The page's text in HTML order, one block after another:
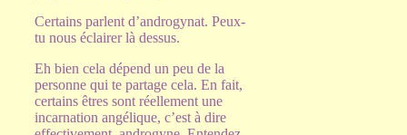
Certains parlent d’androgynat. Peux-
tu nous éclairer là dessus.
Eh bien cela dépend un peu de la
personne qui te partage cela. En fait,
certains êtres sont réellement une
incarnation angélique, c’est à dire